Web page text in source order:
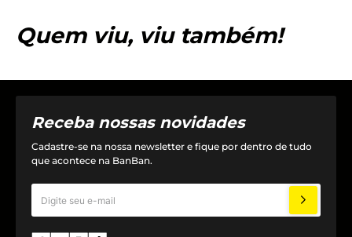
Quem viu, viu também!
Receba nossas novidades
Cadastre-se na nossa newsletter e fique por dentro de tudo
que acontece na BanBan.